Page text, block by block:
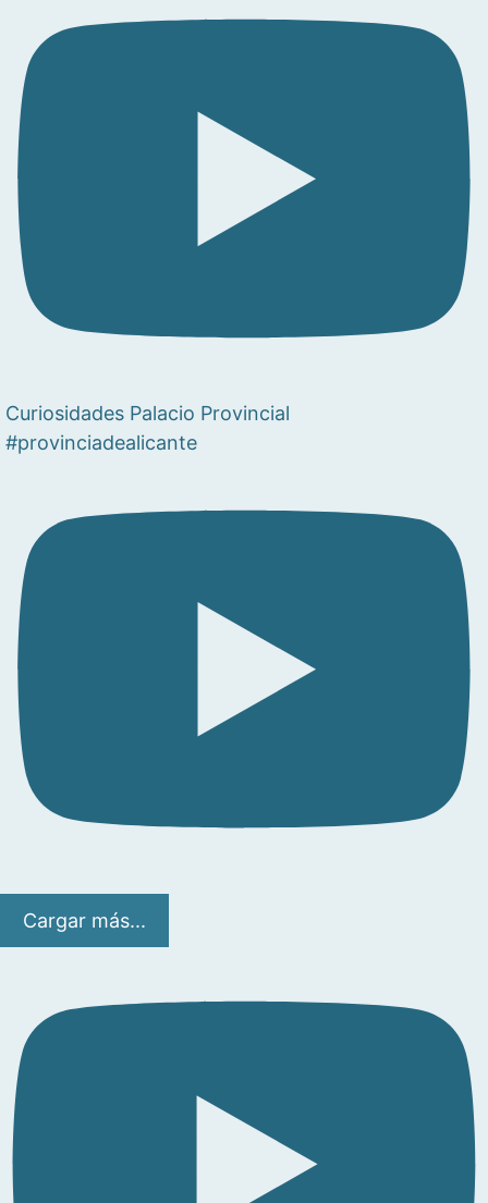
Curiosidades Palacio Provincial
#provinciadealicante
Cargar más...